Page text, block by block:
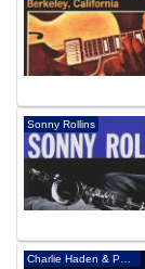
Sonny Rollins